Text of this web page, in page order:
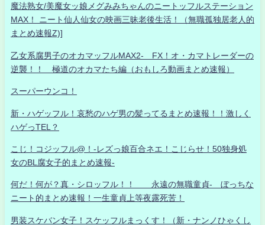
魔法熟女/美魔女ッ娘メグみみちゃんのニートッフルステーション
MAX！ ニート仙人仙女の映画三昧老後生活！（無職孤独居老人的
まとめ速報Z)]
乙女系腐男子のオカマッフルMAX2- FX！オ・カマトレーダーの
逆襲！！ 極道のオカマたち編（おもしろ動画まとめ速報）
スーパーウンコ！
新・ハゲッフル！哀愁のハゲ男の髪ってるまとめ速報！！激しく
ハゲっTEL？
こじ！コジッフル@！-レズっ娘百合ネエ！こじらせ！50独身処
女のBL腐女子的まとめ速報-
何だ！何が？真・シロッフル！！ 永遠の無職童貞- ぼっちな
ニート的まとめ速報！一生童貞上等夜露死苦！
男装スケバン女子！スケッフルまっくす！（新・ナンノひゃくし